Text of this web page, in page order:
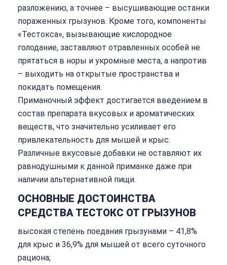
разложению, а точнее – высушивающие останки
пораженных грызунов. Кроме того, компоненты
«Тестокса», вызывающие кислородное
голодание, заставляют отравленных особей не
прятаться в норы и укромные места, а напротив
– выходить на открытые пространства и
покидать помещения.
Приманочный эффект достигается введением в
состав препарата вкусовых и ароматических
веществ, что значительно усиливает его
привлекательность для мышей и крыс.
Различные вкусовые добавки не оставляют их
равнодушными к данной приманке даже при
наличии альтернативной пищи.
ОСНОВНЫЕ ДОСТОИНСТВА
СРЕДСТВА ТЕСТОКС ОТ ГРЫЗУНОВ
высокая степень поедания грызунами – 41,8%
для крыс и 36,9% для мышей от всего суточного
рациона;